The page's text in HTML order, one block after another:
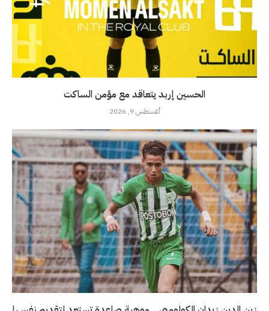
الحسين إربد يتعاقد مع مؤمن الساكت
أغسطس 9, 2026